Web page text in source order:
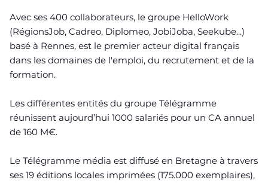
Avec ses 400 collaborateurs, le groupe HelloWork
(RégionsJob, Cadreo, Diplomeo, JobiJoba, Seekube...)
basé à Rennes, est le premier acteur digital français
dans les domaines de l'emploi, du recrutement et de la
formation.
Les différentes entités du groupe Télégramme
réunissent aujourd’hui 1000 salariés pour un CA annuel
de 160 M€.
Le Télégramme média est diffusé en Bretagne à travers
ses 19 éditions locales imprimées (175.000 exemplaires),